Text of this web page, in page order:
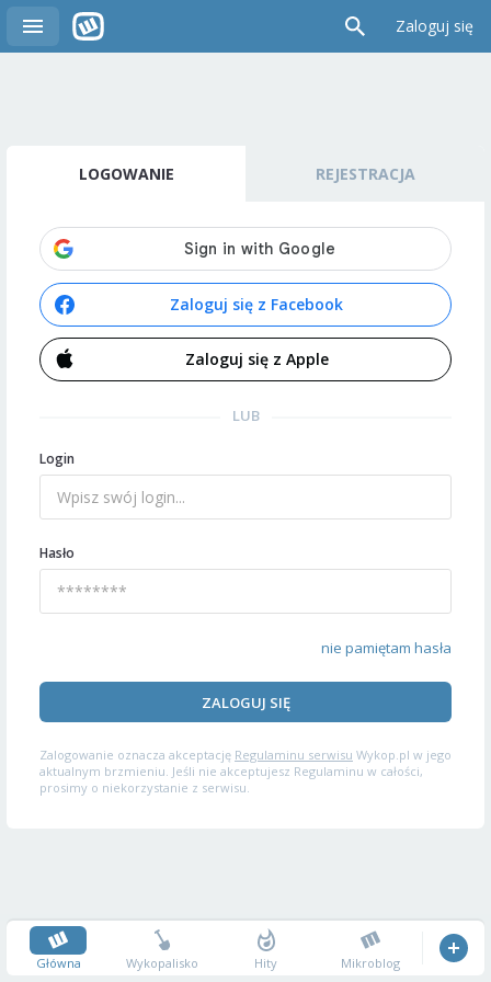
Zaloguj się
LOGOWANIE REJESTRACJA
Zaloguj się z Facebook
Zaloguj się z Apple
LUB
Login
Hasło
nie pamiętam hasła
ZALOGUJ SIĘ
Zalogowanie oznacza akceptację Regulaminu serwisu Wykop.pl w jego
aktualnym brzmieniu. Jeśli nie akceptujesz Regulaminu w całości,
prosimy o niekorzystanie z serwisu.
Główna Wykopalisko Hity Mikroblog